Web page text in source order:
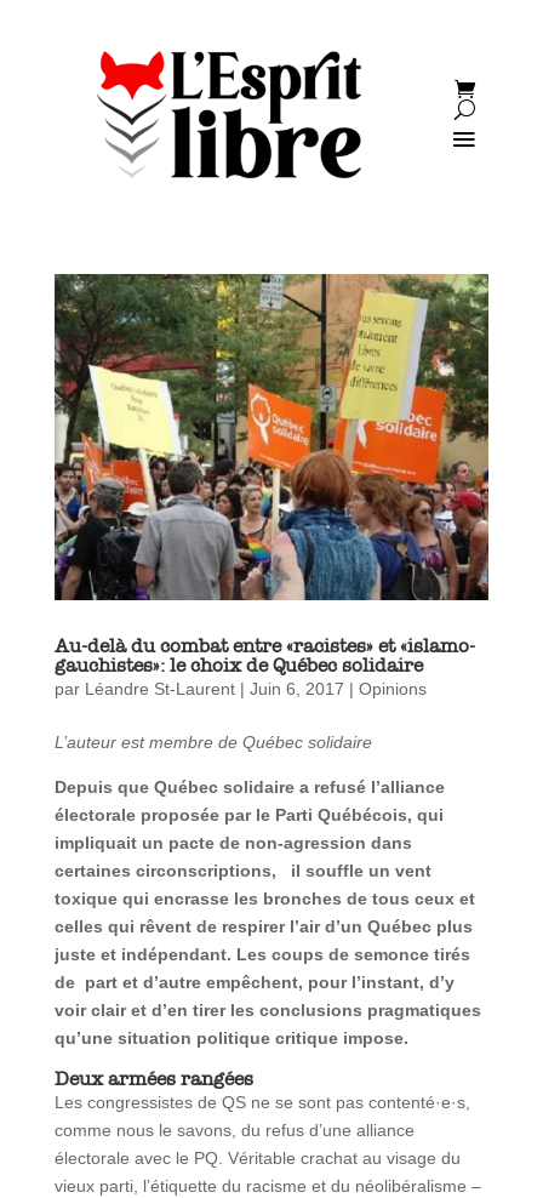
Au-delà du combat entre «racistes» et «islamo-
gauchistes»: le choix de Québec solidaire
par Léandre St-Laurent| Juin 6, 2017 | Opinions
L’auteur est membre de Québec solidaire
Depuis que Québec solidaire a refusé l’alliance
électorale proposée par le Parti Québécois, qui
impliquait un pacte de non-agression dans
certaines circonscriptions, il souffle un vent
toxique qui encrasse les bronches de tous ceux et
celles qui rêvent de respirer l’air d’un Québec plus
juste et indépendant. Les coups de semonce tirés
de part et d’autre empêchent, pour l’instant, d’y
voir clair et d’en tirer les conclusions pragmatiques
qu’une situation politique critique impose.
Deux armées rangées
Les congressistes de QS ne se sont pas contenté·e·s,
comme nous le savons, du refus d’une alliance
électorale avec le PQ. Véritable crachat au visage du
vieux parti, l’étiquette du racisme et du néolibéralisme –